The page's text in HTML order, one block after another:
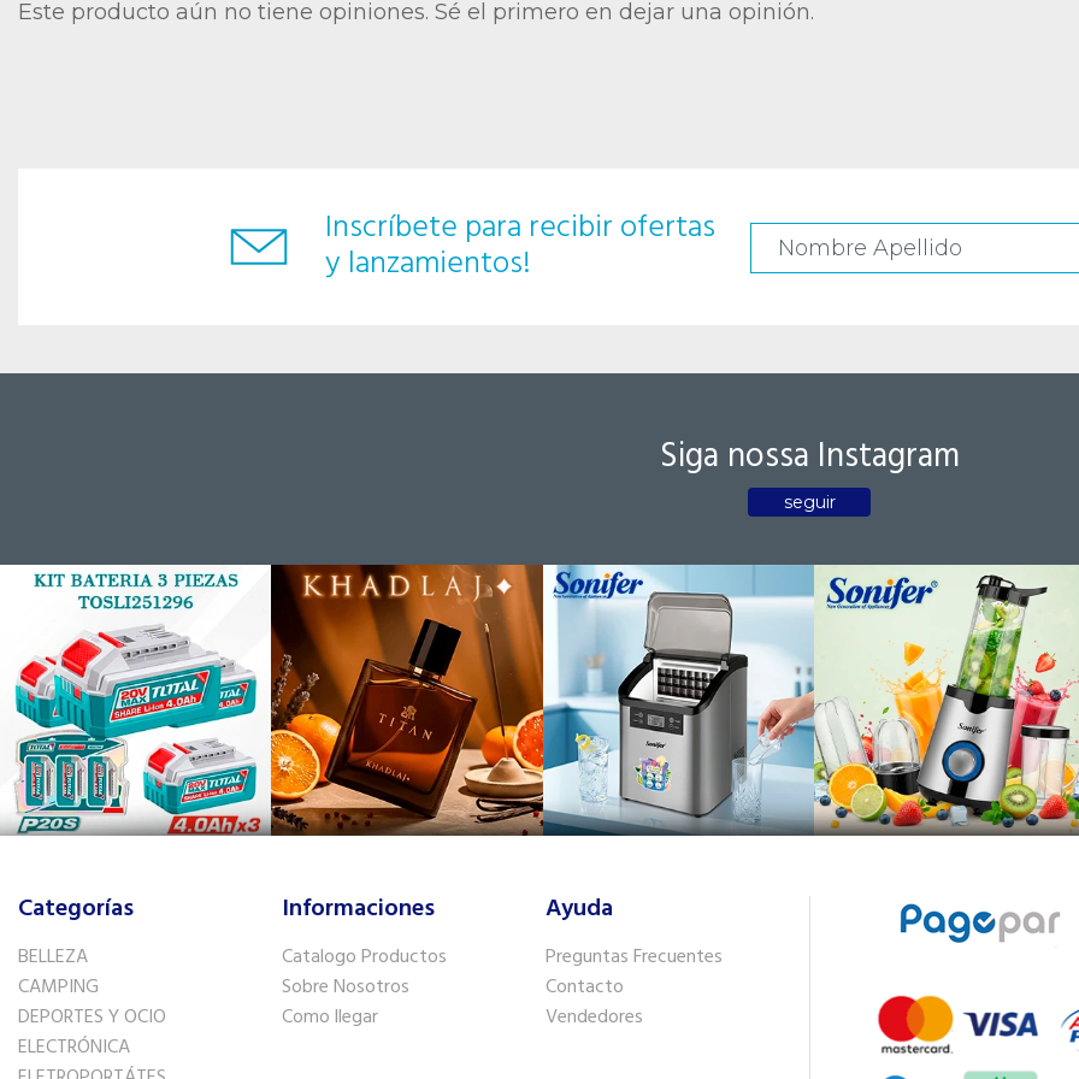
Este producto aún no tiene opiniones. Sé el primero en dejar una opinión.
Inscríbete para recibir ofertas
y lanzamientos!
Siga nossa Instagram
seguir
Categorías
BELLEZA
CAMPING
DEPORTES Y OCIO
ELECTRÓNICA
Informaciones
Catalogo Productos
Sobre Nosotros
Como llegar
Ayuda
Preguntas Frecuentes
Contacto
Vendedores